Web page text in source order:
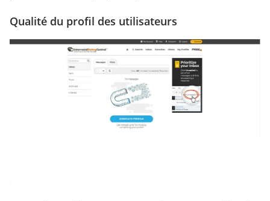
Qualité du profil des utilisateurs